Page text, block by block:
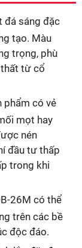
đá sáng đặc
tạo. Màu
trọng, phù
thất từ cổ
phẩm có vẻ
mọt hay
nén
đầu tư thấp
trong khi
26M có thể
trên các bề
độc đáo.